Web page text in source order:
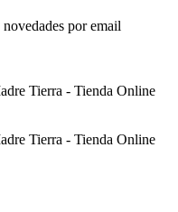
por email